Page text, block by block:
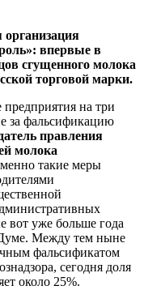
организация
впервые в
сгущенного молока
торговой марки.
на три
за фальсификацию
правления
молока
такие меры
уже больше года
Думе. Между тем ныне
фальсификатом
сегодня доля
около 25%.